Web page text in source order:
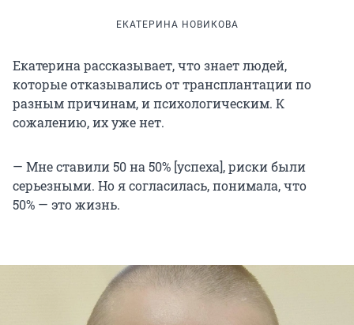
ЕКАТЕРИНА НОВИКОВА
Екатерина рассказывает, что знает людей,
которые отказывались от трансплантации по
разным причинам, и психологическим. К
сожалению, их уже нет.
— Мне ставили 50 на 50% [успеха], риски были
серьезными. Но я согласилась, понимала, что
50% — это жизнь.